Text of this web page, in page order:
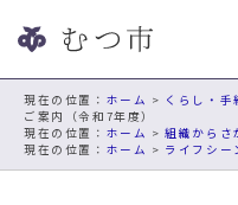
ビ
ン
現在の位置： ホーム > くらし・手
ご案内（令和7年度）
ホーム >組織からさ
ホーム > ライフシー